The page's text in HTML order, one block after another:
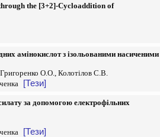
the [3+2]-Cycloaddition of
амінокислот з ізольованими насиченими
О.О., Колотілов С.В.
[Тези]
за допомогою електрофільних
[Тези]